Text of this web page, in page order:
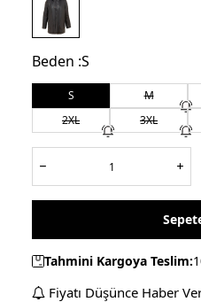
Beden :S
S M
2XL
3XL
Tahmini Kargoya Teslim:
Fiyatı Düşünce Haber